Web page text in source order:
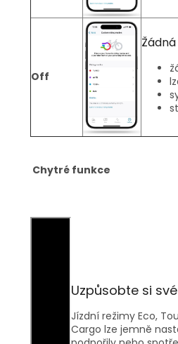
Off
Chytré funkce
Uzpůsobte si
Jízdní režimy Eco,
Cargo lze jemně